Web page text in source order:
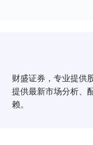
财盛证券，专业提供
提供最新市场分析、
赖。